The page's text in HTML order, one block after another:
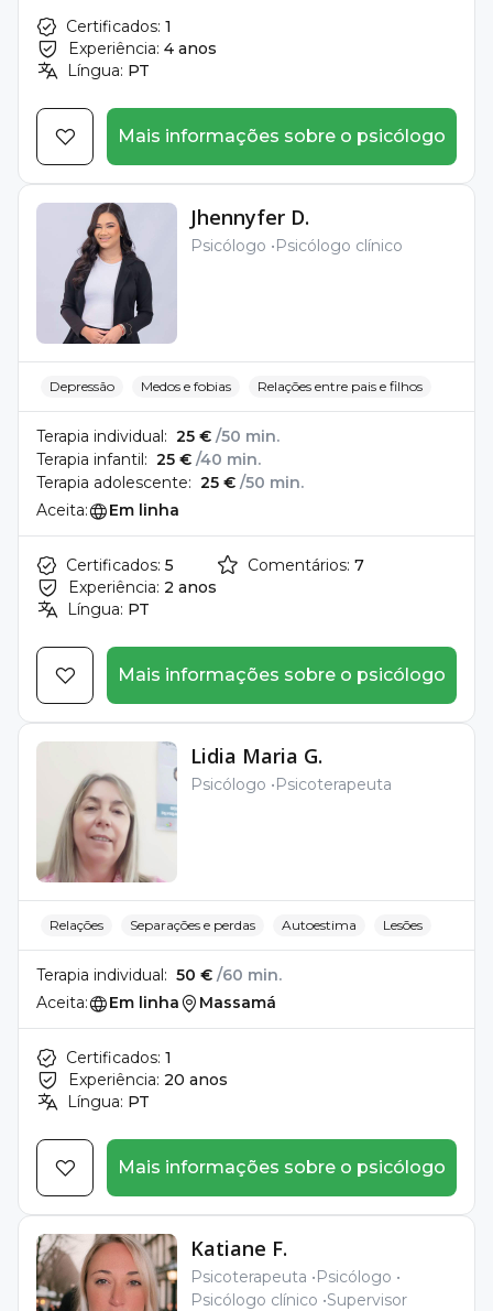
Certificados: 1
Experiência: 4 anos
Língua: PT
Mais informações sobre o psicólogo
Jhennyfer D.
Psicólogo Psicólogo clínico
Depressão Medos e fobias Relações entre pais e filhos
Terapia individual: 25 € /50 min.
Terapia infantil: 25 € /40 min.
Terapia adolescente: 25 € /50 min.
Aceita:
Em linha
Certificados: 5
Experiência: 2 anos
Língua: PT
Comentários: 7
Mais informações sobre o psicólogo
Lidia Maria G.
Psicólogo Psicoterapeuta
Relações Separações e perdas Autoestima Lesões
Terapia individual: 50 € /60 min.
Aceita:
Em linha Massamá
Certificados: 1
Experiência: 20 anos
Língua: PT
Mais informações sobre o psicólogo
Katiane F.
Psicoterapeuta
Psicólogo
Psicólogo clínico Supervisor